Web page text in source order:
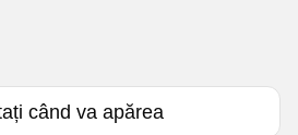
când va apărea